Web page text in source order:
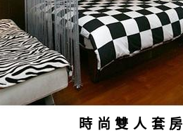
時尚雙人套房